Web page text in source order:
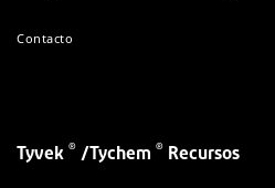
Contacto
Tyvek ® /Tychem ® Recursos